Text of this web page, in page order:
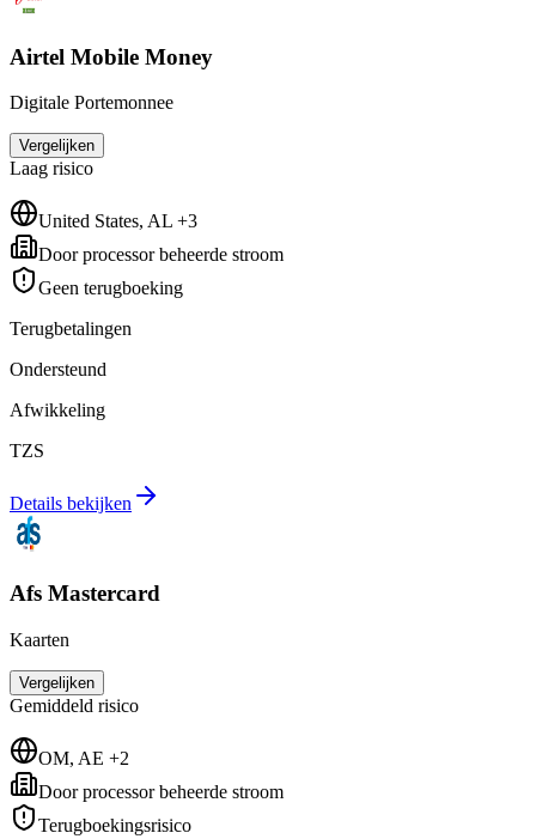
Airtel Mobile Money
Digitale Portemonnee
Vergelijken
Laag risico
United States, AL +3
Door processor beheerde stroom
Geen terugboeking
Terugbetalingen
Ondersteund
Afwikkeling
TZS
Details bekijken
Afs Mastercard
Kaarten
Vergelijken
Gemiddeld risico
OM, AE +2
Door processor beheerde stroom
Terugboekingsrisico